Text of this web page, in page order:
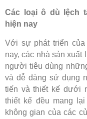
Các loại ô dù lệch
hiện nay
Với sự phát triển
nay, các nhà sản xuất
người tiêu dùng
và dễ dàng sử dụng
tiến và thiết kế dưới
thiết kế đều mang
không gian của các